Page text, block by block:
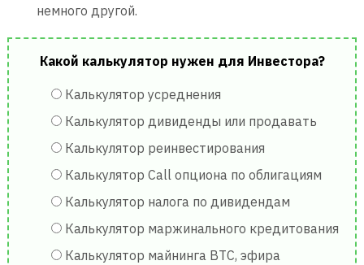
немного другой.
Какой калькулятор нужен для Инвестора?
Калькулятор усреднения
Калькулятор дивиденды или продавать
Калькулятор реинвестирования
Калькулятор Call опциона по облигациям
Калькулятор налога по дивидендам
Калькулятор маржинального кредитования
Калькулятор майнинга BTC, эфира